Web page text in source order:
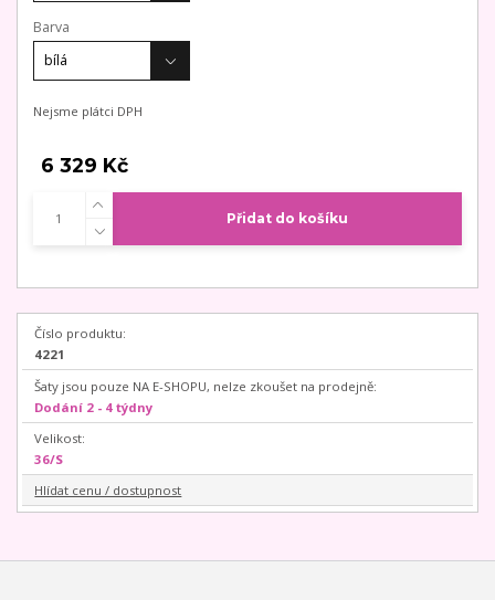
Barva
Nejsme plátci DPH
6 329 Kč
Přidat do košíku
Číslo produktu:
4221
Šaty jsou pouze NA E-SHOPU, nelze zkoušet na prodejně:
Dodání 2 - 4 týdny
Velikost:
36/S
Hlídat cenu / dostupnost